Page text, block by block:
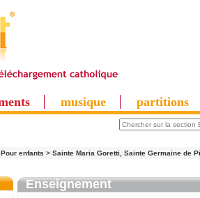
musique partitions
Pour enfants > Sainte Maria Goretti, Sainte Germaine de
Enseignement